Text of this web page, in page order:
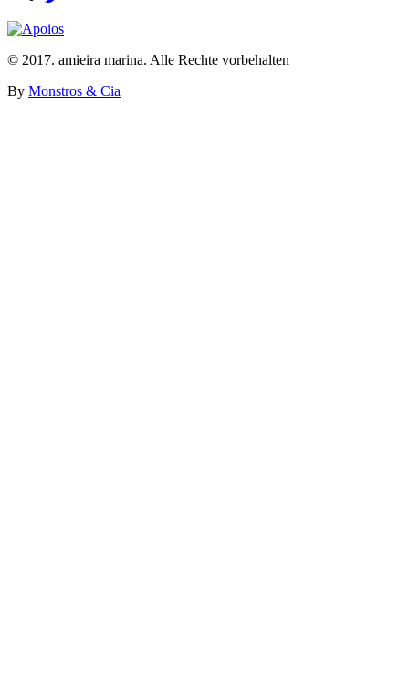
© 2017. amieira marina. Alle Rechte vorbehalten
By Monstros & Cia